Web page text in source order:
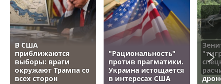
В США
приближаются
выборы: враги
окружают Трампа со
всех сторон
"Рациональность"
против прагматики.
Украина истощается
в интересах США